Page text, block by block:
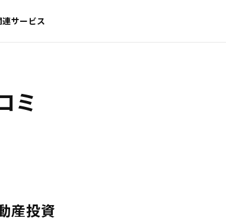
連サービス
ミ
産投資